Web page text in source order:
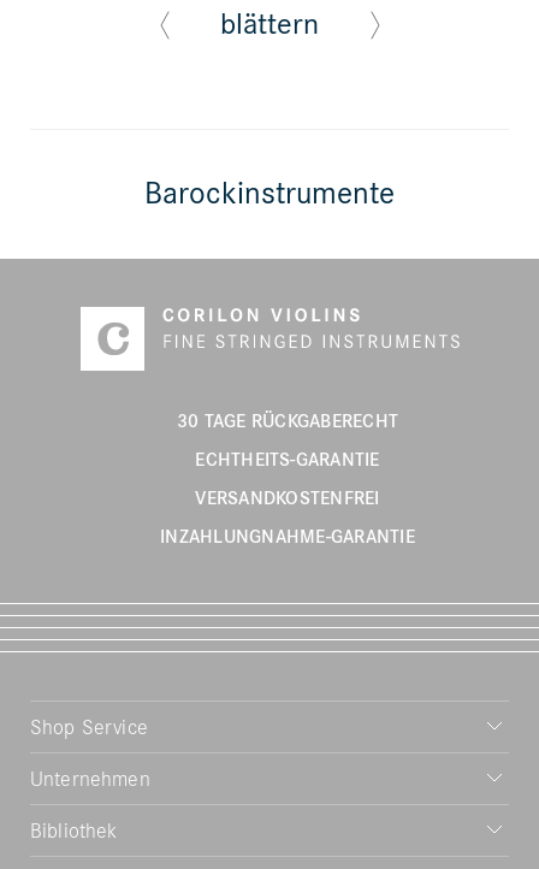
blättern
Barockinstrumente
30 TAGE RÜCKGABERECHT
ECHTHEITS-GARANTIE
VERSANDKOSTENFREI
INZAHLUNGNAHME-GARANTIE
Shop Service
Unternehmen
Bibliothek